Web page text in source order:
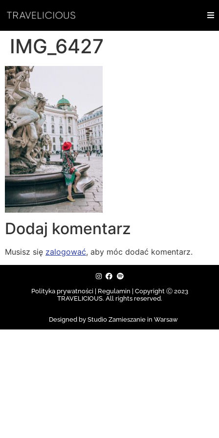
IMG_6427
Dodaj komentarz
Musisz się zalogować, aby móc dodać komentarz.
Polityka prywatności | Regulamin | Copyright Ⓒ 2023
TRAVELICIOUS. All rights reserved.
Designed by Studio Zamieszanie in Warsaw